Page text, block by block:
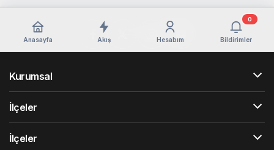
Anasayfa Akış Hesabım Bildirimler
0
Kurumsal
İlçeler
İlçeler